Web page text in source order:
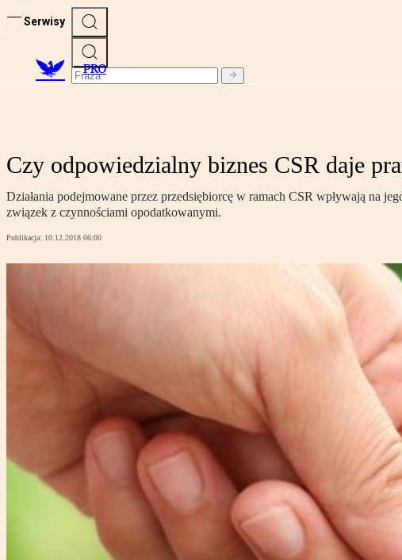
Serwisy
PRO
Czy odpowiedzialny biznes CSR daje
Działania podejmowane przez przedsiębiorcę w ramach CSR wpływają na
związek z czynnościami opodatkowanymi.
Publikacja: 10.12.2018 06:00